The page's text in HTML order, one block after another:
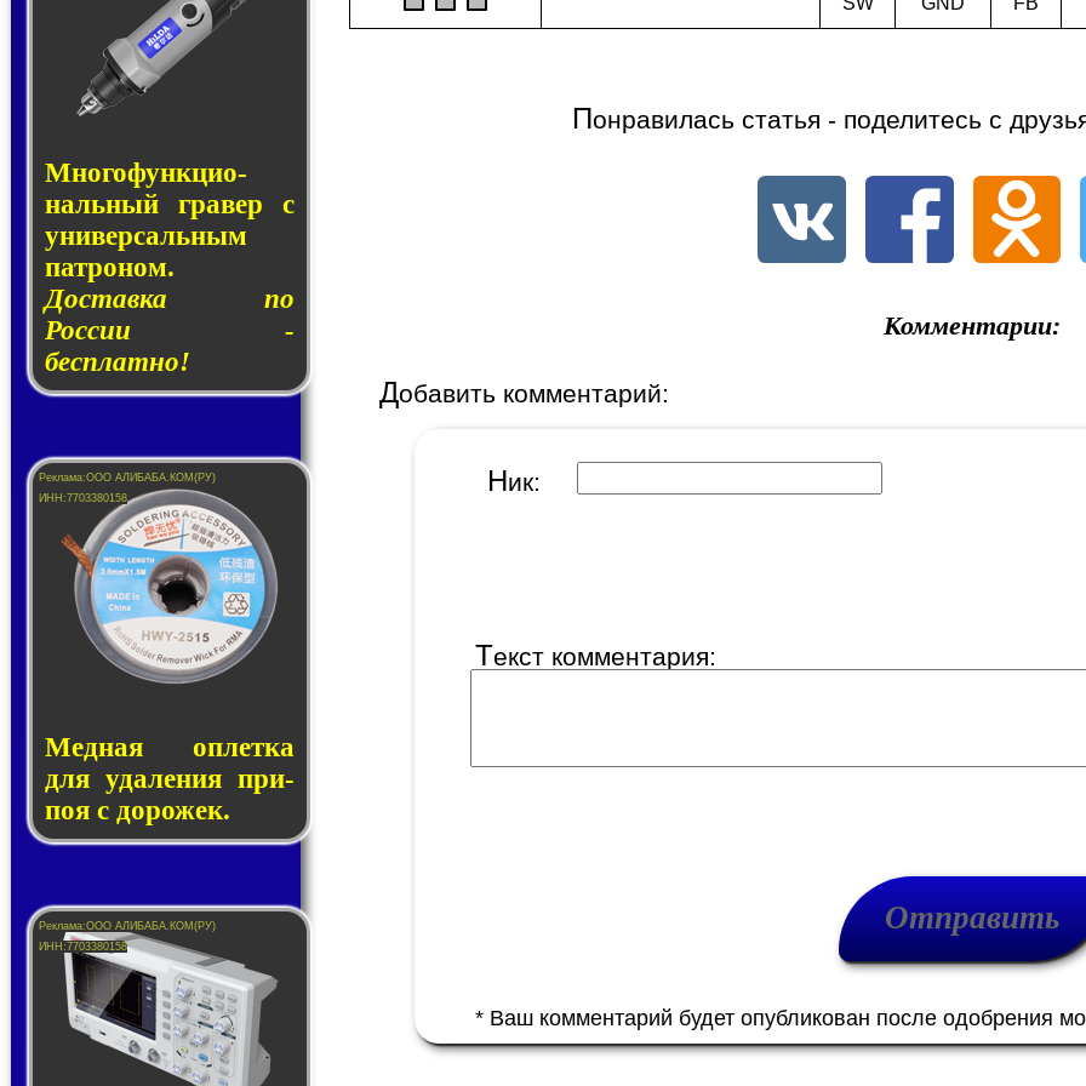
Много­функ­цио­
наль­ный гра­вер с
уни­вер­саль­ным
пат­ро­ном.
Доставка по
России -
бесплатно!
Медная оп­лет­ка
для уда­ле­ния при­
поя с до­ро­жек.
Понравилась статья - поделитесь с
Комментарии:
Добавить комментарий:
Ник:
Текст комментария:
* Ваш комментарий будет опубликован после одобрения